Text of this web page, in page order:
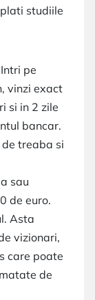
studiile
pe
vinzi exact
si in 2 zile
bancar.
treaba si
sau
de euro.
Asta
vizionari,
care poate
de